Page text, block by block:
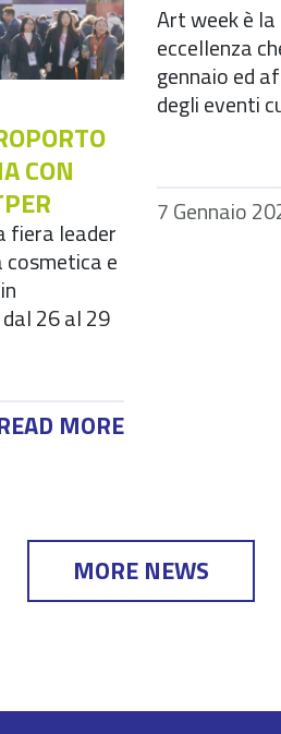
CON
fiera leader
cosmetica e
26 al 29
MORE
Art week è
eccellenza
gennaio ed
degli eventi
7 Gennaio
MORE NEWS